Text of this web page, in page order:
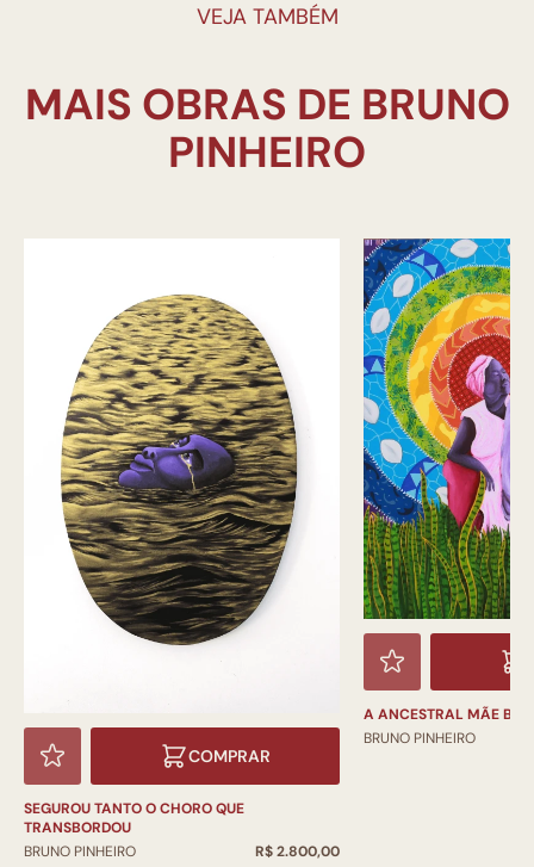
VEJA TAMBÉM
MAIS OBRAS DE BRUNO
COMPRAR
SEGUROU TANTO O CHORO QUE
TRANSBORDOU
BRUNO PINHEIRO
R$ 2.800,00
A ANCESTRAL MÃE
BRUNO PINHEIRO